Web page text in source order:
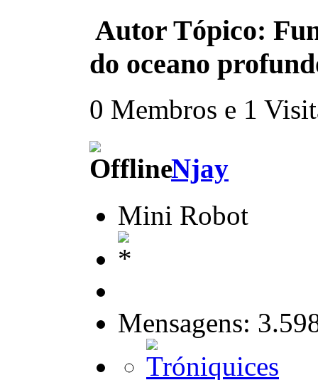
Autor Tópico:
do oceano
0 Membros e 1
Njay
Mini Robot
Mensagens: